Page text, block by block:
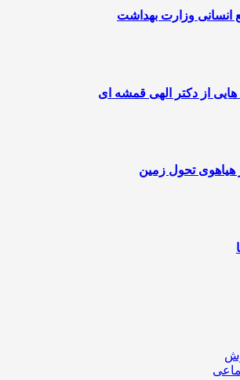
انسانی وزارت بهداشت
از دکتر الهی قمشه ای
تحول زمین